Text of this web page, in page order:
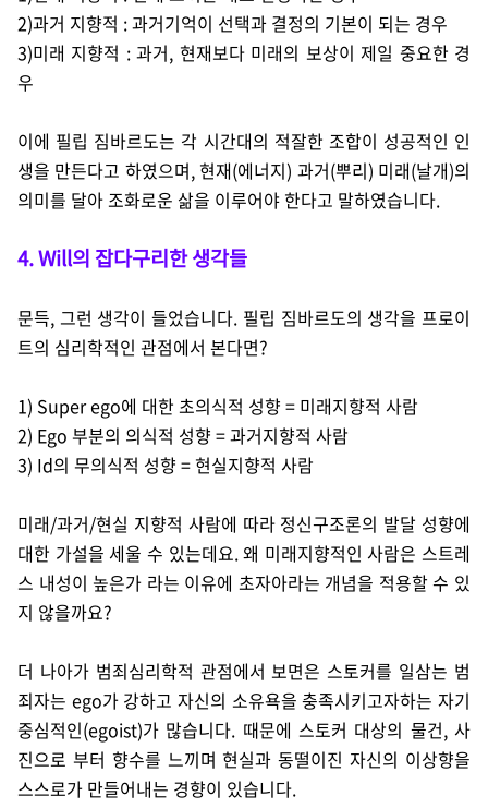
2)과거 지향적 : 과거기억이 선택과 결정의 기본이 되는 경우
3)미래 지향적 : 과거, 현재보다 미래의 보상이 제일 중요한 경
우
이에 필립 짐바르도는 각 시간대의 적잘한 조합이 성공적인 인
생을 만든다고 하였으며, 현재(에너지) 과거(뿌리) 미래(날개)의
의미를 달아 조화로운 삶을 이루어야 한다고 말하였습니다.
4. Will의 잡다구리한 생각들
문득, 그런 생각이 들었습니다. 필립 짐바르도의 생각을 프로이
트의 심리학적인 관점에서 본다면?
1) Super ego에 대한 초의식적 성향 = 미래지향적 사람
2) Ego 부분의 의식적 성향 = 과거지향적 사람
3) Id의 무의식적 성향 = 현실지향적 사람
미래/과거/현실 지향적 사람에 따라 정신구조론의 발달 성향에
대한 가설을 세울 수 있는데요.왜 미래지향적인 사람은 스트레
스 내성이 높은가 라는 이유에 초자아라는 개념을 적용할 수 있
지 않을까요?
더 나아가 범죄심리학적 관점에서 보면은스토커를 일삼는 범
죄자는 ego가 강하고 자신의 소유욕을 충족시키고자하는 자기
중심적인(egoist)가 많습니다. 때문에 스토커 대상의 물건, 사
진으로 부터 향수를 느끼며 현실과 동떨이진 자신의 이상향을
스스로가 만들어내는 경향이 있습니다.